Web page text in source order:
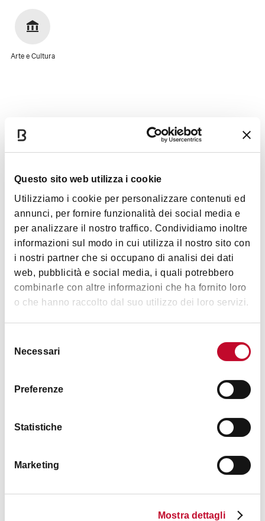
Questo sito web utilizza i cookie
Utilizziamo i cookie per personalizzare contenuti ed
annunci, per fornire funzionalità dei social media e
per analizzare il nostro traffico. Condividiamo inoltre
informazioni sul modo in cui utilizza il nostro sito con
i nostri partner che si occupano di analisi dei dati
web, pubblicità e social media, i quali potrebbero
combinarle con altre informazioni che ha fornito loro
o che hanno raccolto dal suo utilizzo dei loro servizi.
delNecessari
Preferenze
Statistiche
Marketing
Mostra dettagli
Arte e Cultura